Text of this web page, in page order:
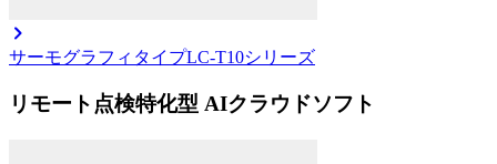
サーモグラフィタイプLC-T10シリーズ
リモート点検特化型 AIクラウドソフト